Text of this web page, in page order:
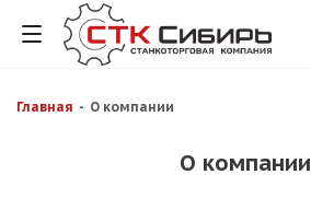
Главная - О компании
О компании